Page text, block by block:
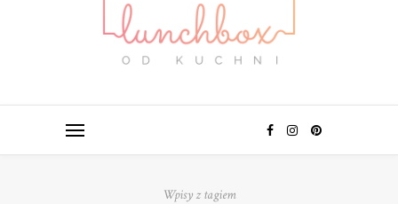
Wpisy z tagiem